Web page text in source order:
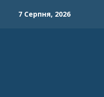
7 Серпня, 2026